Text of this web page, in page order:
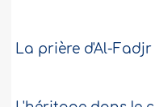
La prière d'Al-Fadjr